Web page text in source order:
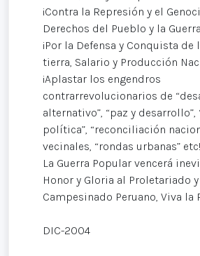
¡Contra la Represión y el
Derechos del Pueblo y la
¡Por la Defensa y Conquista de
tierra, Salario y Producción
¡Aplastar los engendros
contrarrevolucionarios de
alternativo”, “paz y desarrollo”,
política”, “reconciliación
vecinales, “rondas urbanas” etc!
La Guerra Popular vencerá
Honor y Gloria al Proletariado y
Campesinado Peruano, Viva la
DIC-2004